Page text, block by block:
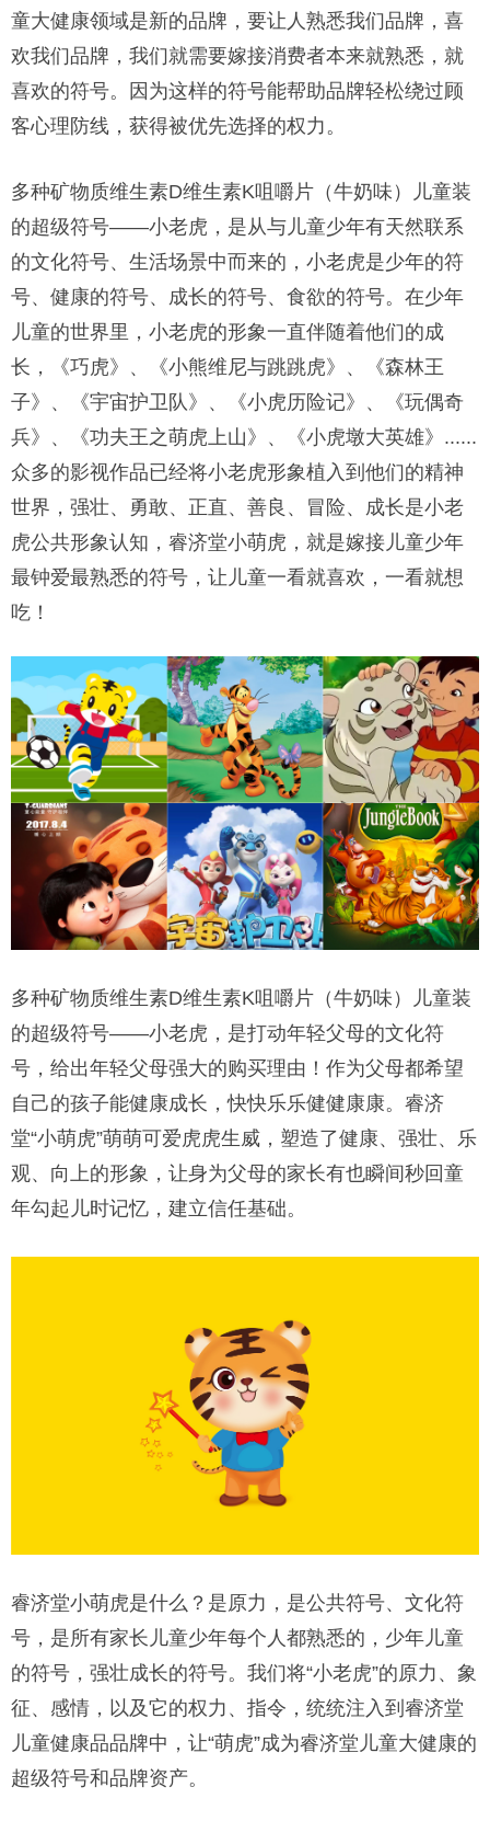
童大健康领域是新的品牌，要让人熟悉我们品牌，喜
欢我们品牌，我们就需要嫁接消费者本来就熟悉，就
喜欢的符号。因为这样的符号能帮助品牌轻松绕过顾
客心理防线，获得被优先选择的权力。
多种矿物质维生素D维生素K咀嚼片（牛奶味）儿童装
的超级符号——小老虎，是从与儿童少年有天然联系
的文化符号、生活场景中而来的，小老虎是少年的符
号、健康的符号、成长的符号、食欲的符号。在少年
儿童的世界里，小老虎的形象一直伴随着他们的成
长，《巧虎》、《小熊维尼与跳跳虎》、《森林王
子》、《宇宙护卫队》、《小虎历险记》、《玩偶奇
兵》、《功夫王之萌虎上山》、《小虎墩大英雄》......
众多的影视作品已经将小老虎形象植入到他们的精神
世界，强壮、勇敢、正直、善良、冒险、成长是小老
虎公共形象认知，睿济堂小萌虎，就是嫁接儿童少年
最钟爱最熟悉的符号，让儿童一看就喜欢，一看就想
吃！
多种矿物质维生素D维生素K咀嚼片（牛奶味）儿童装
的超级符号——小老虎，是打动年轻父母的文化符
号，给出年轻父母强大的购买理由！作为父母都希望
自己的孩子能健康成长，快快乐乐健健康康。睿济
堂“小萌虎”萌萌可爱虎虎生威，塑造了健康、强壮、乐
观、向上的形象，让身为父母的家长有也瞬间秒回童
年勾起儿时记忆，建立信任基础。
睿济堂小萌虎是什么？是原力，是公共符号、文化符
号，是所有家长儿童少年每个人都熟悉的，少年儿童
的符号，强壮成长的符号。我们将“小老虎”的原力、象
征、感情，以及它的权力、指令，统统注入到睿济堂
儿童健康品品牌中，让“萌虎”成为睿济堂儿童大健康的
超级符号和品牌资产。